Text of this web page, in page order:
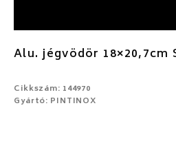
Alu. jégvödör 18×20,7cm
Cikkszám: 144970
Gyártó: PINTINOX